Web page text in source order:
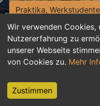
Wir verwenden Cookies,
Nutzererfahrung zu
unserer Webseite
von Cookies zu. Mehr
Zustimmen
Praktika,
Personalwesen
Hilfskräfte, Aushilfs-
Weiterbildung,